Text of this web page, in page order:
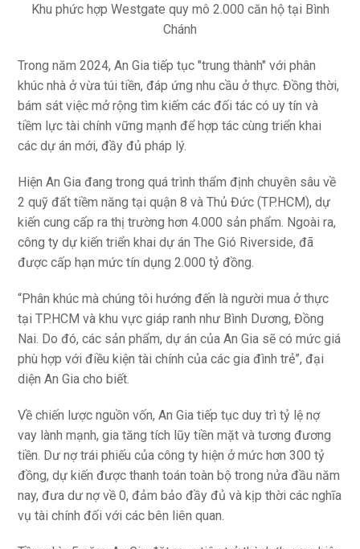
Khu phức hợp Westgate quy mô 2.000 căn hộ tại Bình
Chánh
Trong năm 2024, An Gia tiếp tục "trung thành" với phân
khúc nhà ở vừa túi tiền, đáp ứng nhu cầu ở thực. Đồng thời,
bám sát việc mở rộng tìm kiếm các đối tác có uy tín và
tiềm lực tài chính vững mạnh để hợp tác cùng triển khai
các dự án mới, đầy đủ pháp lý.
Hiện An Gia đang trong quá trình thẩm định chuyên sâu về
2 quỹ đất tiềm năng tại quận 8 và Thủ Đức (TP.HCM), dự
kiến cung cấp ra thị trường hơn 4.000 sản phẩm. Ngoài ra,
công ty dự kiến triển khai dự án The Gió Riverside, đã
được cấp hạn mức tín dụng 2.000 tỷ đồng.
“Phân khúc mà chúng tôi hướng đến là người mua ở thực
tại TP.HCM và khu vực giáp ranh như Bình Dương, Đồng
Nai. Do đó, các sản phẩm, dự án của An Gia sẽ có mức giá
phù hợp với điều kiện tài chính của các gia đình trẻ”, đại
diện An Gia cho biết.
Về chiến lược nguồn vốn, An Gia tiếp tục duy trì tỷ lệ nợ
vay lành mạnh, gia tăng tích lũy tiền mặt và tương đương
tiền. Dư nợ trái phiếu của công ty hiện ở mức hơn 300 tỷ
đồng, dự kiến được thanh toán toàn bộ trong nửa đầu năm
nay, đưa dư nợ về 0, đảm bảo đầy đủ và kịp thời các nghĩa
vụ tài chính đối với các bên liên quan.